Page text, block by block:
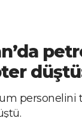
personelini